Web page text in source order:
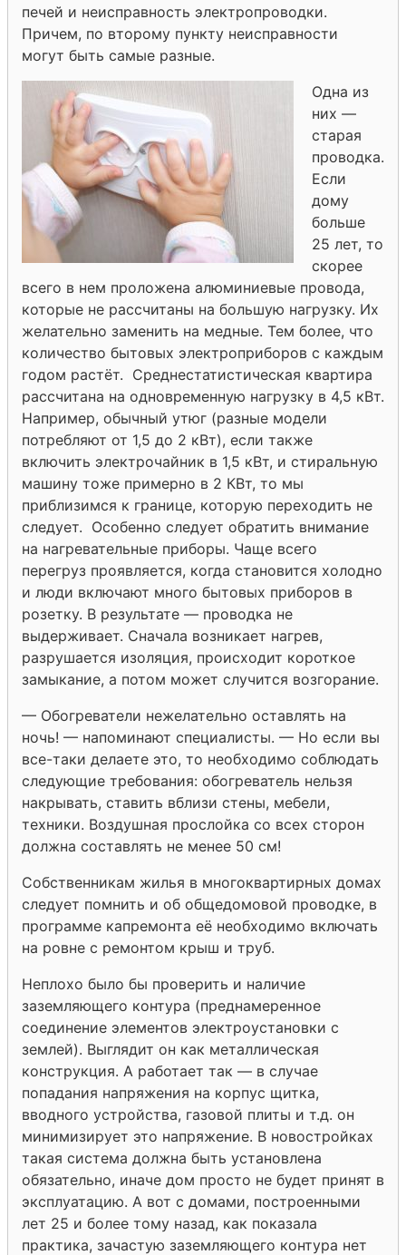
печей и неисправность электропроводки.
Причем, по второму пункту неисправности
могут быть самые разные.
Одна из
них —
старая
проводка.
Если
дому
больше
25 лет, то
скорее
всего в нем проложена алюминиевые провода,
которые не рассчитаны на большую нагрузку. Их
желательно заменить на медные. Тем более, что
количество бытовых электроприборов с каждым
годом растёт. Среднестатистическая квартира
рассчитана на одновременную нагрузку в 4,5 кВт.
Например, обычный утюг (разные модели
потребляют от 1,5 до 2 кВт), если также
включить электрочайник в 1,5 кВт, и стиральную
машину тоже примерно в 2 КВт, то мы
приблизимся к границе, которую переходить не
следует. Особенно следует обратить внимание
на нагревательные приборы. Чаще всего
перегруз проявляется, когда становится холодно
и люди включают много бытовых приборов в
розетку. В результате — проводка не
выдерживает. Сначала возникает нагрев,
разрушается изоляция, происходит короткое
замыкание, а потом может случится возгорание.
— Обогреватели нежелательно оставлять на
ночь! — напоминают специалисты. — Но если вы
все-таки делаете это, то необходимо соблюдать
следующие требования: обогреватель нельзя
накрывать, ставить вблизи стены, мебели,
техники. Воздушная прослойка со всех сторон
должна составлять не менее 50 см!
Собственникам жилья в многоквартирных домах
следует помнить и об общедомовой проводке, в
программе капремонта её необходимо включать
на ровне с ремонтом крыш и труб.
Неплохо было бы проверить и наличие
заземляющего контура (преднамеренное
соединение элементов электроустановки с
землей). Выглядит он как металлическая
конструкция. А работает так — в случае
попадания напряжения на корпус щитка,
вводного устройства, газовой плиты и т.д. он
минимизирует это напряжение. В новостройках
такая система должна быть установлена
обязательно, иначе дом просто не будет принят в
эксплуатацию. А вот с домами, построенными
лет 25 и более тому назад, как показала
практика, зачастую заземляющего контура нет